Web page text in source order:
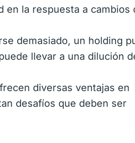
en la respuesta a cambios
demasiado, un holding
llevar a una dilución
diversas ventajas en
desafíos que deben ser